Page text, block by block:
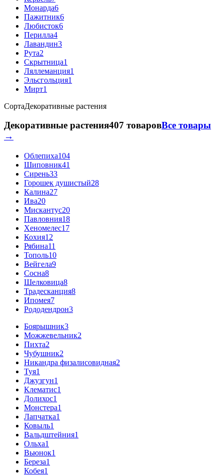
Монарда6
Пажитник6
Любисток6
Перилла4
Лавандин3
Рута2
Скрытница1
Ляллеманция1
Эльсгольция1
Мирт1
СортаДекоративные растения
Декоративные растения407 товаровВсе товары
→
Облепиха104
Шиповник41
Сирень33
Горошек душистый28
Калина27
Ива20
Мискантус20
Павловния18
Хеномелес17
Кохия12
Рябина11
Тополь10
Вейгела9
Сосна8
Шелковица8
Традесканция8
Ипомея7
Рододендрон3
Боярышник3
Можжевельник2
Пихта2
Чубушник2
Никандра физалисовидная2
Туя1
Джузгун1
Клематис1
Долихос1
Монстера1
Лапчатка1
Ковыль1
Вальдштейния1
Ольха1
Вьюнок1
Береза1
Кобея1